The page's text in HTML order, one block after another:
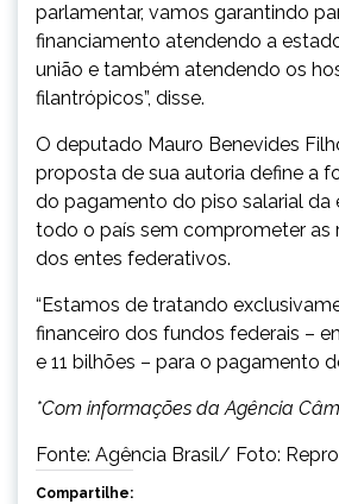
parlamentar, vamos garantindo
financiamento atendendo a
união e também atendendo os
filantrópicos”, disse.
O deputado Mauro Benevides
proposta de sua autoria define a
do pagamento do piso salarial da
todo o país sem comprometer as
dos entes federativos.
“Estamos de tratando
financeiro dos fundos federais –
e 11 bilhões – para o pagamento
*Com informações da Agência
Fonte: Agência Brasil/ Foto:
Compartilhe: